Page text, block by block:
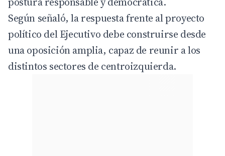
Según señaló, la respuesta frente al proyecto
político del Ejecutivo debe construirse desde
una oposición amplia, capaz de reunir a los
distintos sectores de centroizquierda.